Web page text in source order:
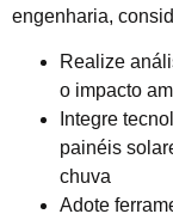
engenharia,
Realize
o impacto
Integre
painéis
chuva
Adote